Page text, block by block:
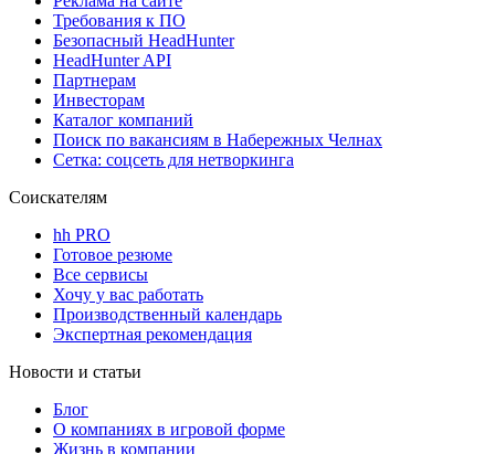
Требования к ПО
Безопасный HeadHunter
HeadHunter API
Партнерам
Инвесторам
Каталог компаний
Поиск по вакансиям в Набережных Челнах
Сетка: соцсеть для нетворкинга
Соискателям
hh PRO
Готовое резюме
Все сервисы
Хочу у вас работать
Производственный календарь
Экспертная рекомендация
Новости и статьи
Блог
О компаниях в игровой форме
Жизнь в компании